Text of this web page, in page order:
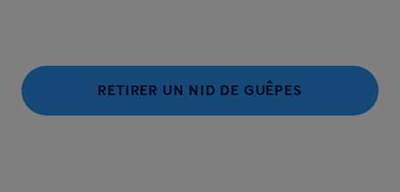
RETIRER UN NID DE GUÊPES